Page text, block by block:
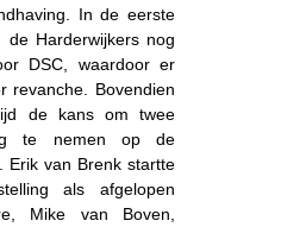
In de eerste
de Harderwijkers nog
DSC, waardoor er
revanche. Bovendien
de kans om twee
te nemen op de
Erik van Brenk startte
als afgelopen
Mike van Boven,